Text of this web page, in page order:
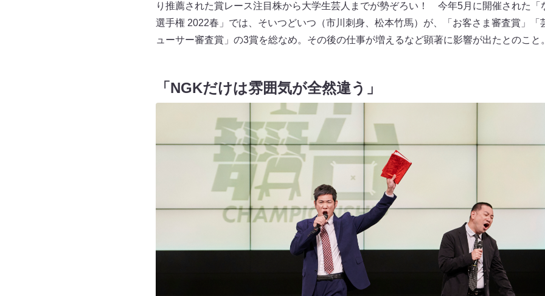
り推薦された賞レース注目株から大学生芸人までが勢ぞろい！ 今年5月に開催された「
選手権 2022春」では、そいつどいつ（市川刺身、松本竹馬）が、「お客さま審査賞」「
ューサー審査賞」の3賞を総なめ。その後の仕事が増えるなど顕著に影響が出たとのこと
「NGKだけは雰囲気が全然違う」